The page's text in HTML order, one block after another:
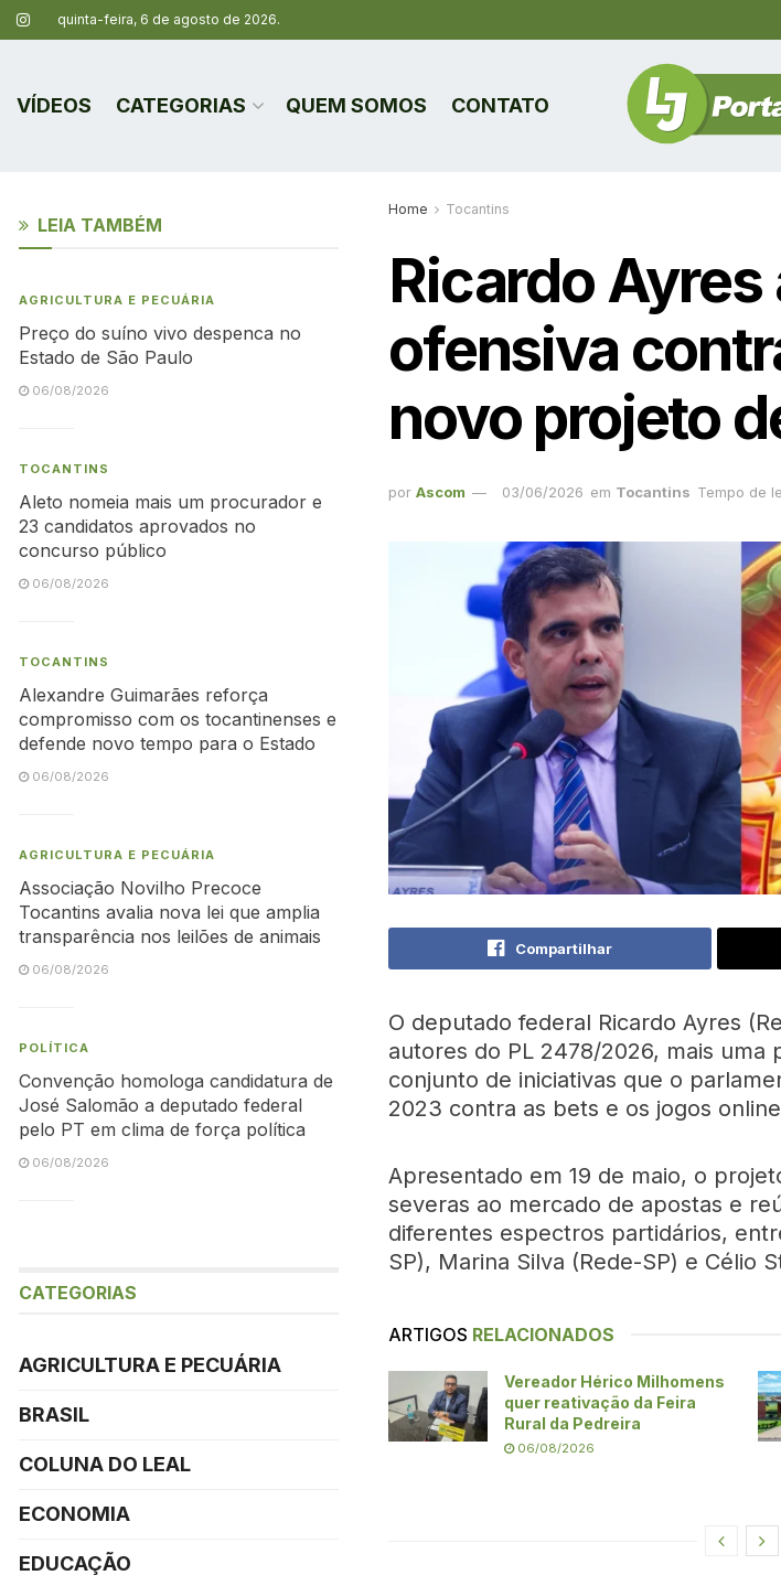
quinta-feira, 6 de agosto de 2026.
VÍDEOS CATEGORIAS QUEM SOMOS CONTATO
Home Tocantins
Ricardo Ayres
ofensiva
novo projeto
por Ascom 03/06/2026 em Tocantins Tempo de
Compartilhar
O deputado federal Ricardo Ayres
autores do PL 2478/2026, mais uma
conjunto de iniciativas que o
2023 contra as bets e os jogos
Apresentado em 19 de maio, o
severas ao mercado de apostas e
diferentes espectros partidários,
SP), Marina Silva (Rede-SP) e Célio
ARTIGOS RELACIONADOS
Vereador Hérico Milhomens
quer reativação da Feira
Rural da Pedreira
06/08/2026
LEIA TAMBÉM
AGRICULTURA E PECUÁRIA
Preço do suíno vivo despenca no
Estado de São Paulo
06/08/2026
TOCANTINS
Aleto nomeia mais um procurador e
23 candidatos aprovados no
concurso público
06/08/2026
TOCANTINS
Alexandre Guimarães reforça
compromisso com os tocantinenses e
defende novo tempo para o Estado
06/08/2026
AGRICULTURA E PECUÁRIA
Associação Novilho Precoce
Tocantins avalia nova lei que amplia
transparência nos leilões de animais
06/08/2026
POLÍTICA
Convenção homologa candidatura de
José Salomão a deputado federal
pelo PT em clima de força política
06/08/2026
CATEGORIAS
AGRICULTURA E PECUÁRIA
BRASIL
COLUNA DO LEAL
ECONOMIA
EDUCAÇÃO